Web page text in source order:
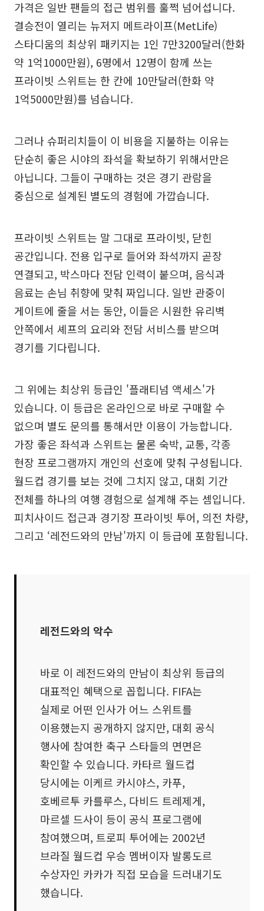
가격은 일반 팬들의 접근 범위를 훌쩍 넘어섭니다.
결승전이 열리는 뉴저지 메트라이프(MetLife)
스타디움의 최상위 패키지는 1인 7만3200달러(한화
약 1억1000만원), 6명에서 12명이 함께 쓰는
프라이빗 스위트는 한 칸에 10만달러(한화 약
1억5000만원)를 넘습니다.
그러나 슈퍼리치들이 이 비용을 지불하는 이유는
단순히 좋은 시야의 좌석을 확보하기 위해서만은
아닙니다. 그들이 구매하는 것은 경기 관람을
중심으로 설계된 별도의 경험에 가깝습니다.
프라이빗 스위트는 말 그대로 프라이빗, 닫힌
공간입니다. 전용 입구로 들어와 좌석까지 곧장
연결되고, 박스마다 전담 인력이 붙으며, 음식과
음료는 손님 취향에 맞춰 짜입니다. 일반 관중이
게이트에 줄을 서는 동안, 이들은 시원한 유리벽
안쪽에서 셰프의 요리와 전담 서비스를 받으며
경기를 기다립니다.
그 위에는 최상위 등급인 '플래티넘 액세스'가
있습니다. 이 등급은 온라인으로 바로 구매할 수
없으며 별도 문의를 통해서만 이용이 가능합니다.
가장 좋은 좌석과 스위트는 물론 숙박, 교통, 각종
현장 프로그램까지 개인의 선호에 맞춰 구성됩니다.
월드컵 경기를 보는 것에 그치지 않고, 대회 기간
전체를 하나의 여행 경험으로 설계해 주는 셈입니다.
피치사이드 접근과 경기장 프라이빗 투어, 의전 차량,
그리고 ‘레전드와의 만남'까지 이 등급에 포함됩니다.
레전드와의 악수
바로 이 레전드와의 만남이 최상위 등급의
대표적인 혜택으로 꼽힙니다. FIFA는
실제로 어떤 인사가 어느 스위트를
이용했는지 공개하지 않지만, 대회 공식
행사에 참여한 축구 스타들의 면면은
확인할 수 있습니다. 카타르 월드컵
당시에는 이케르 카시야스, 카푸,
호베르투 카를루스, 다비드 트레제게,
마르셀 드사이 등이 공식 프로그램에
참여했으며, 트로피 투어에는 2002년
브라질 월드컵 우승 멤버이자 발롱도르
수상자인 카카가 직접 모습을 드러내기도
했습니다.